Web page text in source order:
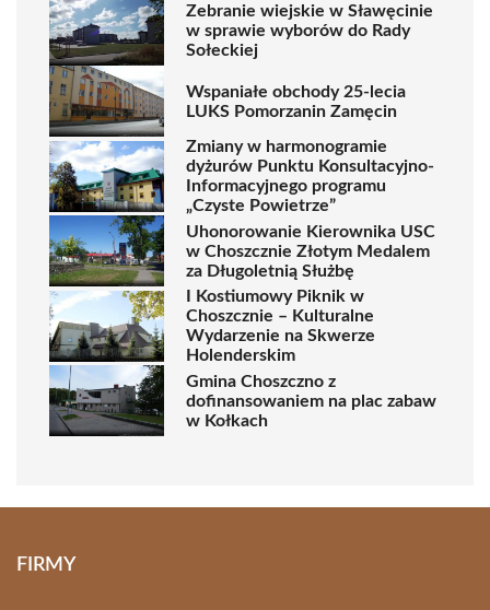
Zebranie wiejskie w Sławęcinie
w sprawie wyborów do Rady
Sołeckiej
Wspaniałe obchody 25-lecia
LUKS Pomorzanin Zamęcin
Zmiany w harmonogramie
dyżurów Punktu Konsultacyjno-
Informacyjnego programu
„Czyste Powietrze”
Uhonorowanie Kierownika USC
w Choszcznie Złotym Medalem
za Długoletnią Służbę
I Kostiumowy Piknik w
Choszcznie – Kulturalne
Wydarzenie na Skwerze
Holenderskim
Gmina Choszczno z
dofinansowaniem na plac zabaw
w Kołkach
FIRMY